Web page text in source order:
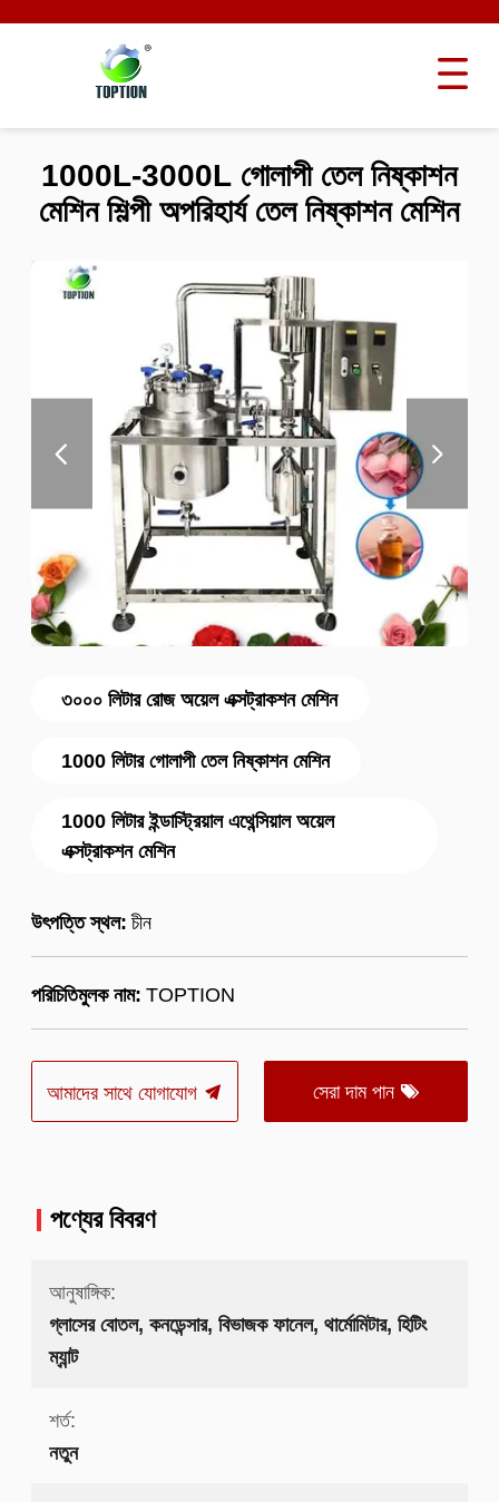
৩০০০ লিটার রোজ অয়েল এক্সট্রাকশন মেশিন
1000 লিটার গোলাপী তেল নিষ্কাশন মেশিন
1000 লিটার ইন্ডাস্ট্রিয়াল এথেন্সিয়াল অয়েল
এক্সট্রাকশন মেশিন
উৎপত্তি স্থল: চীন
পরিচিতিমুলক নাম: TOPTION
আমাদের সাথে যোগাযোগ সেরা দাম পান
1000L-3000L গোলাপী তেল নিষ্কাশন
মেশিন শিল্পী অপরিহার্য তেল নিষ্কাশন মেশিন
পণ্যের বিবরণ
আনুষাঙ্গিক:
গ্লাসের বোতল, কনডেন্সার, বিভাজক ফানেল, থার্মোমিটার, হিটিং
ম্যান্ট
শর্ত:
নতুন